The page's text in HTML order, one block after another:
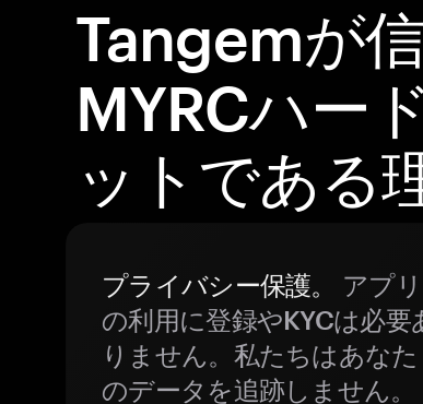
Tangemが
MYRCハー
ットである
プライバシー保護。
アプリ
の利用に登録やKYCは必要
りません。私たちはあなた
のデータを追跡しません。